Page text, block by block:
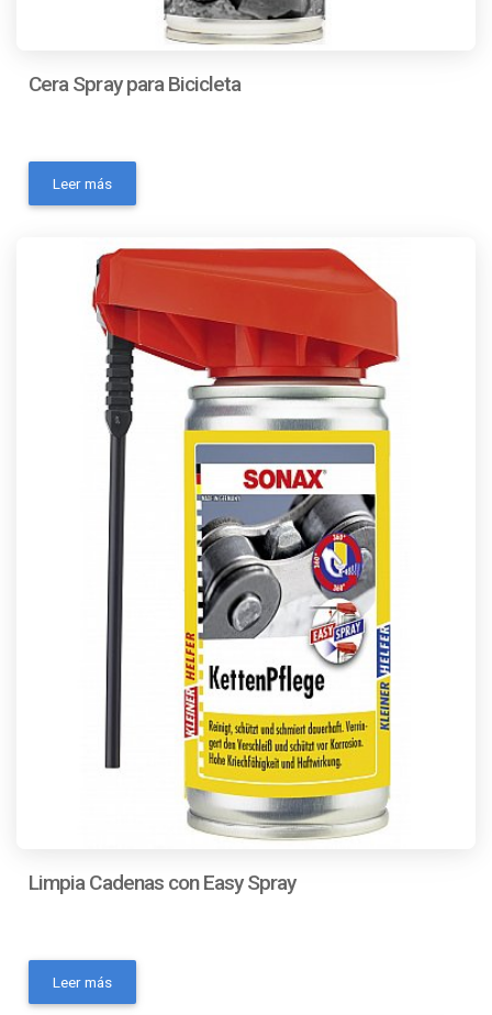
Cera Spray para Bicicleta
200- Codigo Ean: 4064700833203- Código universal de
producto: 4064700833203- Condición del ítem: Nuevo-
unidad: 300 ml- Peso de la unidad: 300 g- Formato de la
cera: Spray- Base: Sintética- Tonalidad de color
recomendado: UniversalContactanos a traves de los
siguientes medios: Whatsapp Correo electronico
Leer más
Limpia Cadenas con Easy Spray
Cadenas con Easy Spray- Código universal de producto:
No Aplica- Condición del ítem: NuevoContactanos a
Leer más